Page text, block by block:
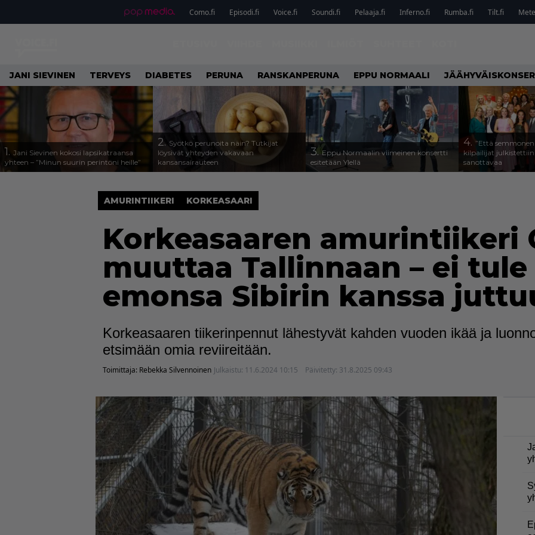
Como.fi Episodi.fi Voice.fi Soundi.fi Pelaaja.fi Inferno.fi Rumba.fi Tilt.fi
JANI SIEVINEN TERVEYS DIABETES PERUNA RANSKANPERUNA EPPU NORMAALI
1. Jani Sievinen kokosi lapsikatraansa
yhteen – ”Minun suurin perintöni heille”
2. Syötkö perunoita näin? Tutkijat
löysivät yhteyden vakavaan
kansansairauteen
3. Eppu Normaalin viimeinen konsertti
esitetään Ylellä
4. ”Että semmonen
kilpailijat julkistettiin
sanottavaa
AMURINTIIKERI KORKEASAARI
Korkeasaaren amurintiikeri
muuttaa Tallinnaan – ei tule
emonsa Sibirin kanssa
Korkeasaaren tiikerinpennut lähestyvät kahden vuoden ikää ja
etsimään omia reviireitään.
Toimittaja: Rebekka Silvennoinen Julkaistu: 11.6.2024 10:15 Päivitetty: 31.8.2025 09:43